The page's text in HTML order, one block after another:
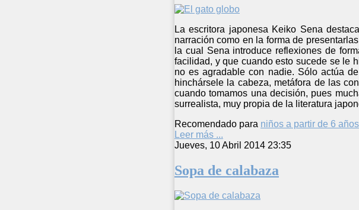
La escritora japonesa Keiko Sena
narración como en la forma de
la cual Sena introduce reflexiones de
facilidad, y que cuando esto sucede se le
no es agradable con nadie. Sólo actúa
hinchársele la cabeza, metáfora de las
cuando tomamos una decisión, pues
surrealista, muy propia de la literatura
Recomendado para niños a partir de 6 años
Leer más ...
Jueves, 10 Abril 2014 23:35
Sopa de calabaza